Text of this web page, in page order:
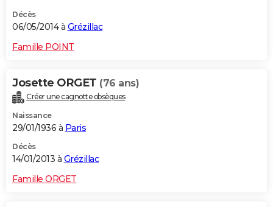
Décès
06/05/2014 à Grézillac
Famille POINT
Josette ORGET (76 ans)
Créer une cagnotte obsèques
Naissance
29/01/1936 à Paris
Décès
14/01/2013 à Grézillac
Famille ORGET